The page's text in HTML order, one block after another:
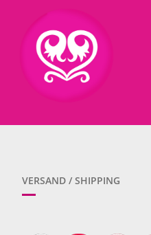
VERSAND / SHIPPING